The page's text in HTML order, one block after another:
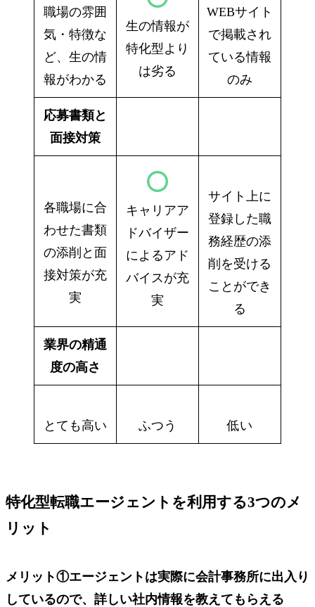
職場の雰囲
気・特徴な
ど、生の情
報がわかる
生の情報が
特化型より
は劣る
WEBサイト
で掲載され
ている情報
のみ
応募書類と
面接対策
各職場に合
わせた書類
の添削と面
接対策が充
実
キャリアア
ドバイザー
によるアド
バイスが充
実
サイト上に
登録した職
務経歴の添
削を受ける
ことができ
る
業界の精通
度の高さ
とても高い ふつう 低い
特化型転職エージェントを利用する3つのメ
リット
メリット①エージェントは実際に会計事務所に出入り
しているので、 詳しい社内情報を教えてもらえる